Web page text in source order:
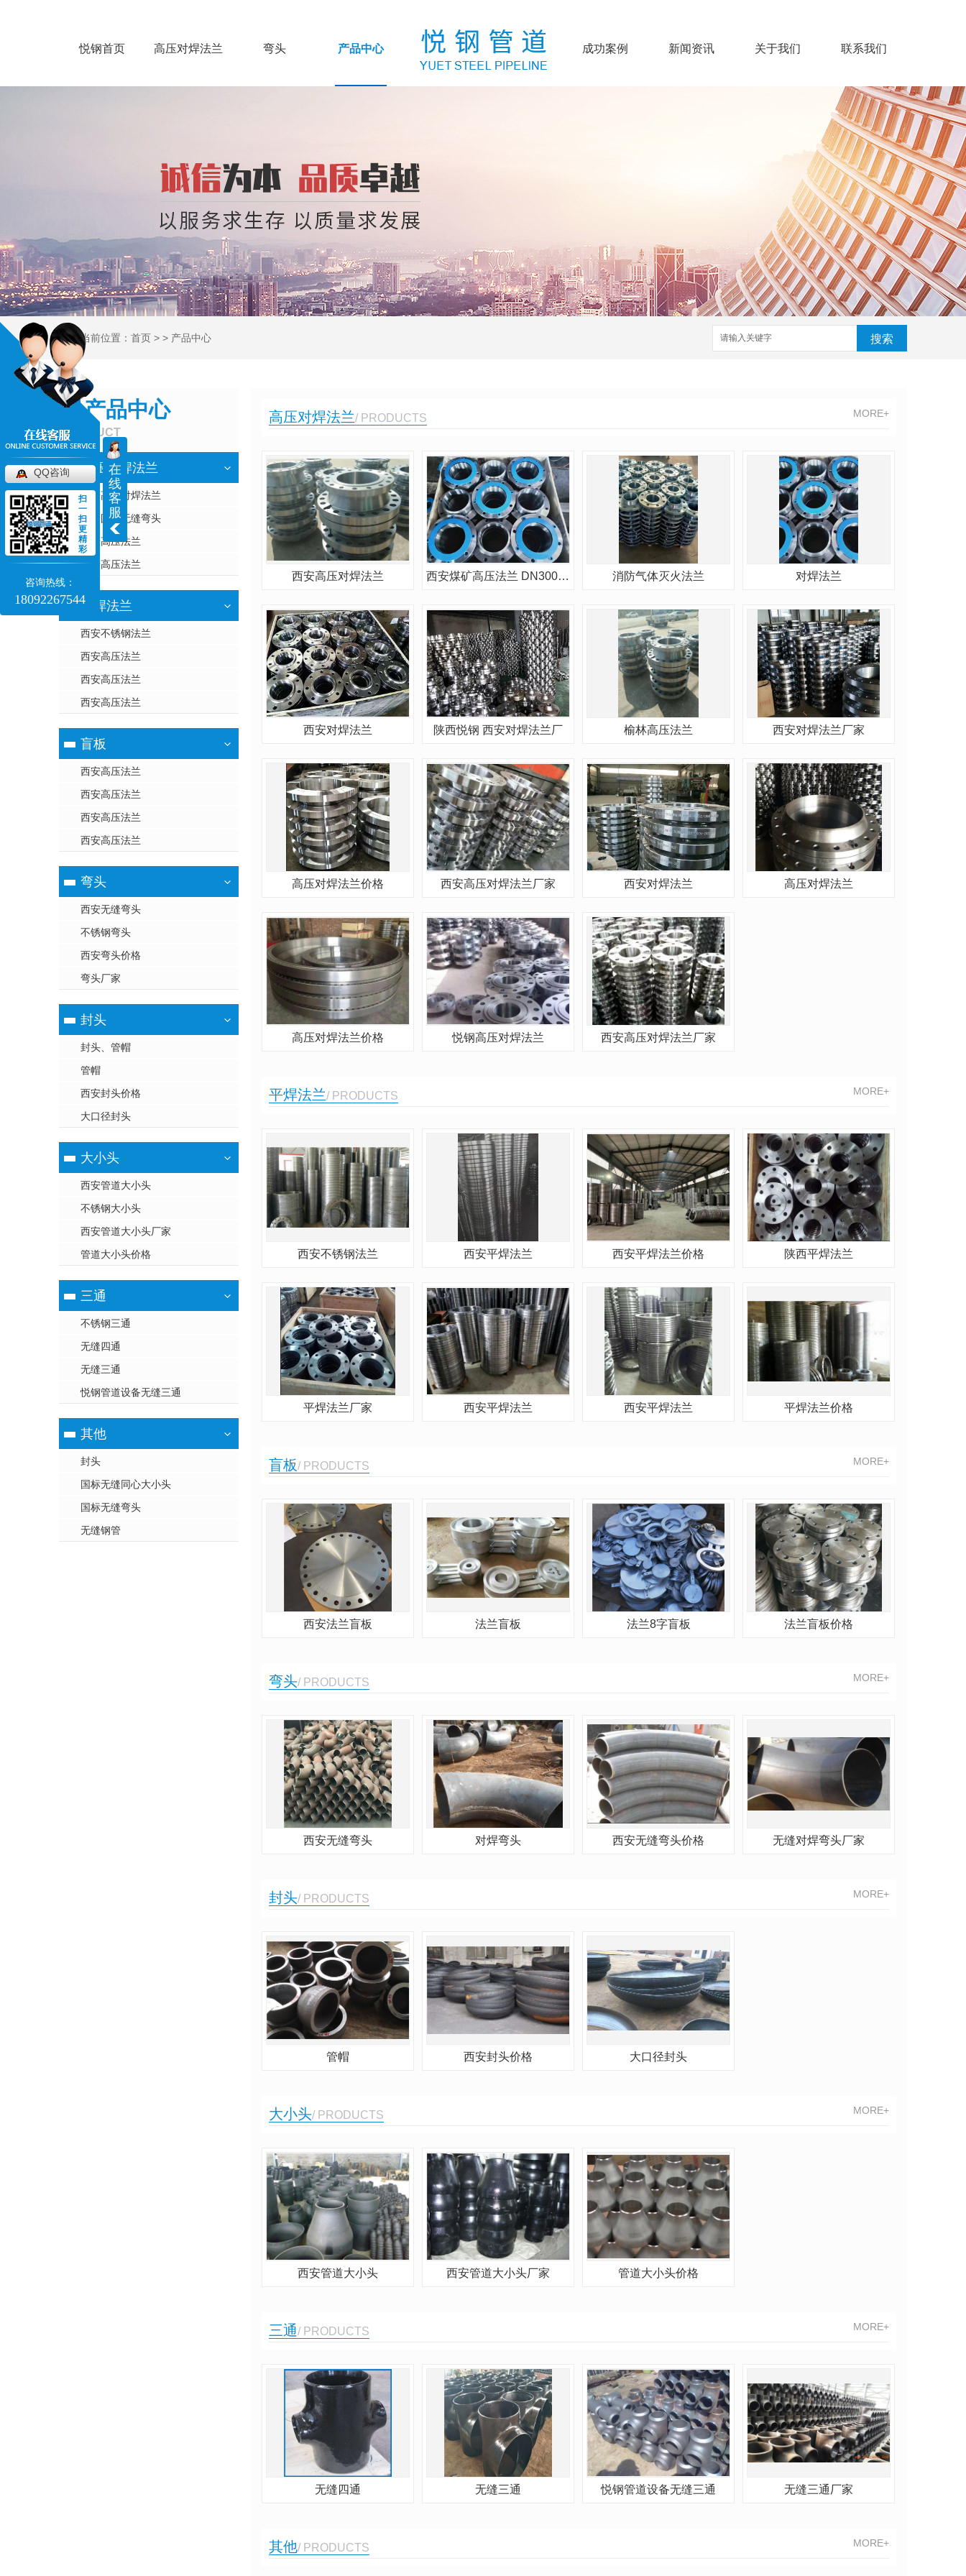
悦钢首页 高压对焊法兰 弯头 产品中心 成功案例 新闻资讯 关于我们 联系我们
当前位置： 首页 > > 产品中心 搜索
产品中心
PRODUCT
高压对焊法兰
西安高压对焊法兰
西安国标无缝弯头
西安高压法兰
西安高压法兰
平焊法兰
西安不锈钢法兰
西安高压法兰
西安高压法兰
西安高压法兰
盲板
西安高压法兰
西安高压法兰
西安高压法兰
西安高压法兰
弯头
西安无缝弯头
不锈钢弯头
西安弯头价格
弯头厂家
封头
封头、管帽
管帽
西安封头价格
大口径封头
大小头
西安管道大小头
不锈钢大小头
西安管道大小头厂家
管道大小头价格
三通
不锈钢三通
无缝四通
无缝三通
悦钢管道设备无缝三通
其他
封头
国标无缝同心大小头
国标无缝弯头
无缝钢管
MORE+
高压对焊法兰/ PRODUCTS
西安高压对焊法兰 西安煤矿高压法兰 DN300 PN100 精选厂家 消防气体灭火法兰 对焊法兰
西安对焊法兰 陕西悦钢 西安对焊法兰厂 榆林高压法兰 西安对焊法兰厂家
高压对焊法兰价格 西安高压对焊法兰厂家 西安对焊法兰 高压对焊法兰
高压对焊法兰价格 悦钢高压对焊法兰 西安高压对焊法兰厂家
MORE+
平焊法兰/ PRODUCTS
西安不锈钢法兰 西安平焊法兰 西安平焊法兰价格 陕西平焊法兰
平焊法兰厂家 西安平焊法兰 西安平焊法兰 平焊法兰价格
MORE+
盲板/ PRODUCTS
西安法兰盲板 法兰盲板 法兰8字盲板 法兰盲板价格
MORE+
弯头/ PRODUCTS
西安无缝弯头 对焊弯头 西安无缝弯头价格 无缝对焊弯头厂家
MORE+
封头/ PRODUCTS
管帽 西安封头价格 大口径封头
MORE+
大小头/ PRODUCTS
西安管道大小头 西安管道大小头厂家 管道大小头价格
MORE+
三通/ PRODUCTS
无缝四通 无缝三通 悦钢管道设备无缝三通 无缝三通厂家
MORE+
其他/ PRODUCTS
在
线
客
服
QQ咨询
扫
一
扫
更
精
彩
咨询热线：
18092267544